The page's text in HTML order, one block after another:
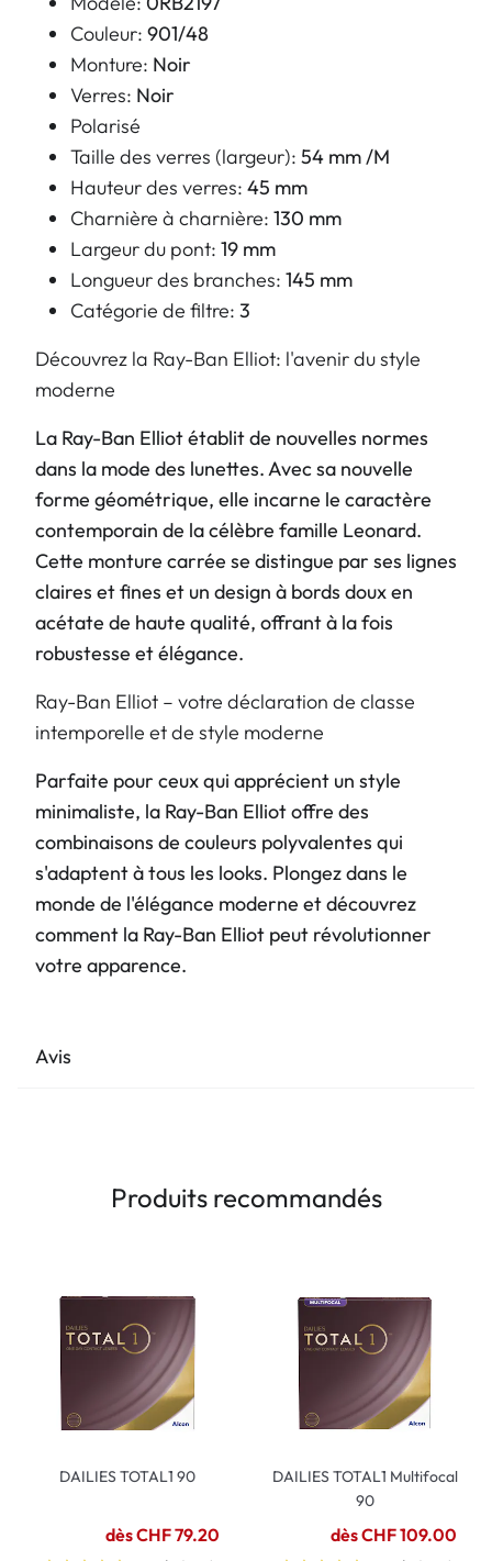
Couleur: 901/48
Monture: Noir
Verres: Noir
Polarisé
Taille des verres (largeur): 54 mm /M
Hauteur des verres: 45 mm
Charnière à charnière: 130 mm
Largeur du pont: 19 mm
Longueur des branches: 145 mm
Catégorie de filtre: 3
Découvrez la Ray-Ban Elliot: l'avenir du style
moderne
La Ray-Ban Elliot établit de nouvelles normes
dans la mode des lunettes. Avec sa nouvelle
forme géométrique, elle incarne le caractère
contemporain de la célèbre famille Leonard.
Cette monture carrée se distingue par ses lignes
claires et fines et un design à bords doux en
acétate de haute qualité, offrant à la fois
robustesse et élégance.
Ray-Ban Elliot – votre déclaration de classe
intemporelle et de style moderne
Parfaite pour ceux qui apprécient un style
minimaliste, la Ray-Ban Elliot offre des
combinaisons de couleurs polyvalentes qui
s'adaptent à tous les looks. Plongez dans le
monde de l'élégance moderne et découvrez
comment la Ray-Ban Elliot peut révolutionner
votre apparence.
Avis
Produits recommandés
DAILIES TOTAL1 90
dès CHF 79.20
DAILIES TOTAL1 Multifocal
90
dès CHF 109.00